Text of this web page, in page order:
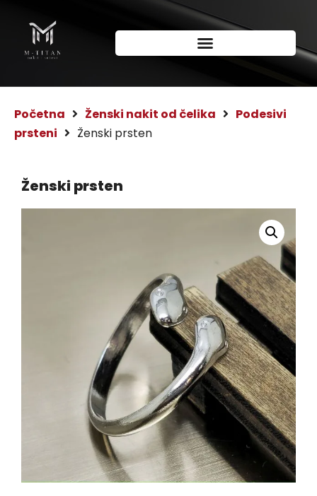
Početna Ženski nakit od čelika
Podesivi
prsteni
Ženski prsten
Ženski prsten